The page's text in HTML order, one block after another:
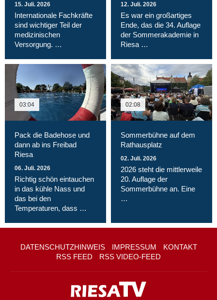
15. Juli. 2026
Internationale Fachkräfte
sind wichtiger Teil der
medizinischen
Versorgung. …
12. Juli. 2026
Es war ein großartiges
Ende, das die 34. Auflage
der Sommerakademie in
Riesa …
03:04
Pack die Badehose und
dann ab ins Freibad
Riesa
06. Juli. 2026
Richtig schön eintauchen
in das kühle Nass und
das bei den
Temperaturen, dass …
02:08
Sommerbühne auf dem
Rathausplatz
02. Juli. 2026
2026 steht die mittlerweile
20. Auflage der
Sommerbühne an. Eine
…
DATENSCHUTZHINWEIS IMPRESSUM
KONTAKT
RSS FEED
RSS VIDEO-FEED